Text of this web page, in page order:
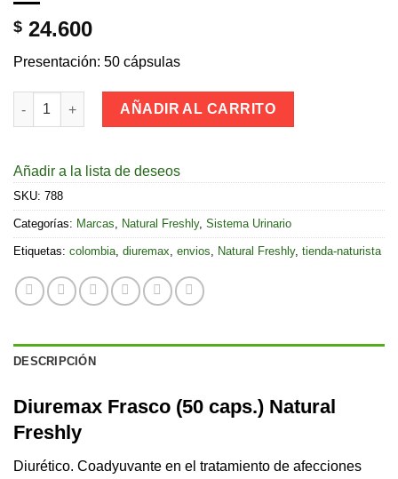
$ 24.600
Presentación: 50 cápsulas
Diuremax Frasco (50 caps.) Natural Freshly cantidad
AÑADIR AL CARRITO
Añadir a la lista de deseos
SKU: 788
Categorías: Marcas, Natural Freshly, Sistema Urinario
Etiquetas: colombia, diuremax, envios, Natural Freshly, tienda-naturista
DESCRIPCIÓN
Diuremax Frasco (50 caps.) Natural
Freshly
Diurético. Coadyuvante en el tratamiento de afecciones